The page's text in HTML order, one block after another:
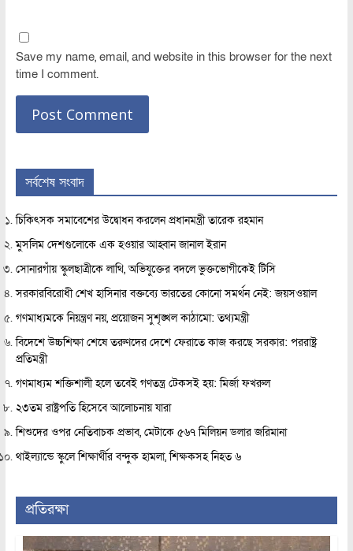
Save my name, email, and website in this browser for the next
time I comment.
সর্বশেষ সংবাদ
চিকিৎসক সমাবেশের উদ্বোধন করলেন প্রধানমন্ত্রী তারেক রহমান
মুসলিম দেশগুলোকে এক হওয়ার আহ্বান জানাল ইরান
সোনারগাঁয় স্কুলছাত্রীকে লাথি, অভিযুক্তের বদলে ভুক্তভোগীকেই টিসি
সরকারবিরোধী শেখ হাসিনার বক্তব্যে ভারতের কোনো সমর্থন নেই: জয়সওয়াল
গণমাধ্যমকে নিয়ন্ত্রণ নয়, প্রয়োজন সুশৃঙ্খল কাঠামো: তথ্যমন্ত্রী
বিদেশে উচ্চশিক্ষা শেষে তরুণদের দেশে ফেরাতে কাজ করছে সরকার: পররাষ্ট্র
প্রতিমন্ত্রী
গণমাধ্যম শক্তিশালী হলে তবেই গণতন্ত্র টেকসই হয়: মির্জা ফখরুল
২৩তম রাষ্ট্রপতি হিসেবে আলোচনায় যারা
শিশুদের ওপর নেতিবাচক প্রভাব, মেটাকে ৫৬৭ মিলিয়ন ডলার জরিমানা
থাইল্যান্ডে স্কুলে শিক্ষার্থীর বন্দুক হামলা, শিক্ষকসহ নিহত ৬
প্রতিরক্ষা